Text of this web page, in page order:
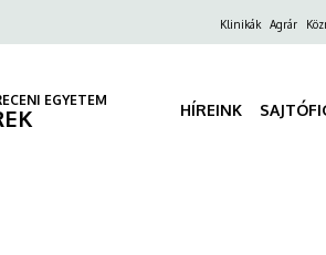
FelsőKlinikák Agrár
EGYETEM
HÍREINK